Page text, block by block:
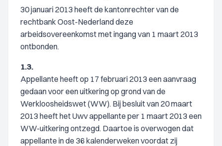
30 januari 2013 heeft de kantonrechter van de
rechtbank Oost-Nederland deze
arbeidsovereenkomst met ingang van 1 maart 2013
ontbonden.
1.3.
Appellante heeft op 17 februari 2013 een aanvraag
gedaan voor een uitkering op grond van de
Werkloosheidswet (WW). Bij besluit van 20 maart
2013 heeft het Uwv appellante per 1 maart 2013 een
WW-uitkering ontzegd. Daartoe is overwogen dat
appellante in de 36 kalenderweken voordat zij